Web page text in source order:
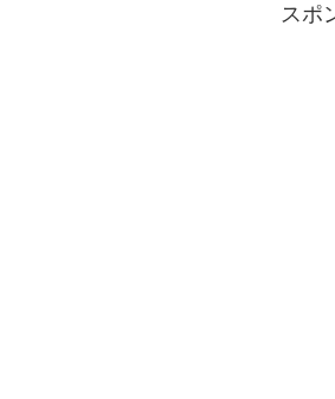
スポ